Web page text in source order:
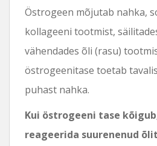
Östrogeen mõjutab nahka,
kollageeni tootmist,
vähendades õli (rasu)
östrogeenitase toetab
puhast nahka.
Kui östrogeeni tase
reageerida suurenenud